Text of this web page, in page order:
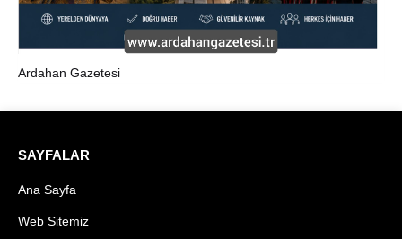
Ardahan Gazetesi
SAYFALAR
Ana Sayfa
Web Sitemiz